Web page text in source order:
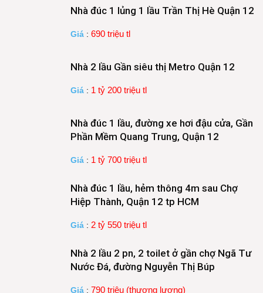
Nhà đúc 1 lủng 1 lầu Trần Thị Hè Quận 12
Giá : 690 triệu tl
Nhà 2 lầu Gần siêu thị Metro Quận 12
Giá : 1 tỷ 200 triệu tl
Nhà đúc 1 lầu, đường xe hơi đậu cửa, Gần
Phần Mềm Quang Trung, Quận 12
Giá : 1 tỷ 700 triệu tl
Nhà đúc 1 lầu, hẻm thông 4m sau Chợ
Hiệp Thành, Quận 12 tp HCM
Giá : 2 tỷ 550 triệu tl
Nhà 2 lầu 2 pn, 2 toilet ở gần chợ Ngã Tư
Nước Đá, đường Nguyễn Thị Búp
Giá : 790 triệu (thương lượng)